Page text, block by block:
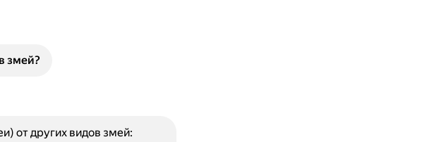
змей?
от других видов змей: